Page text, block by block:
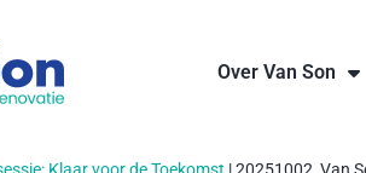
Over Van Son